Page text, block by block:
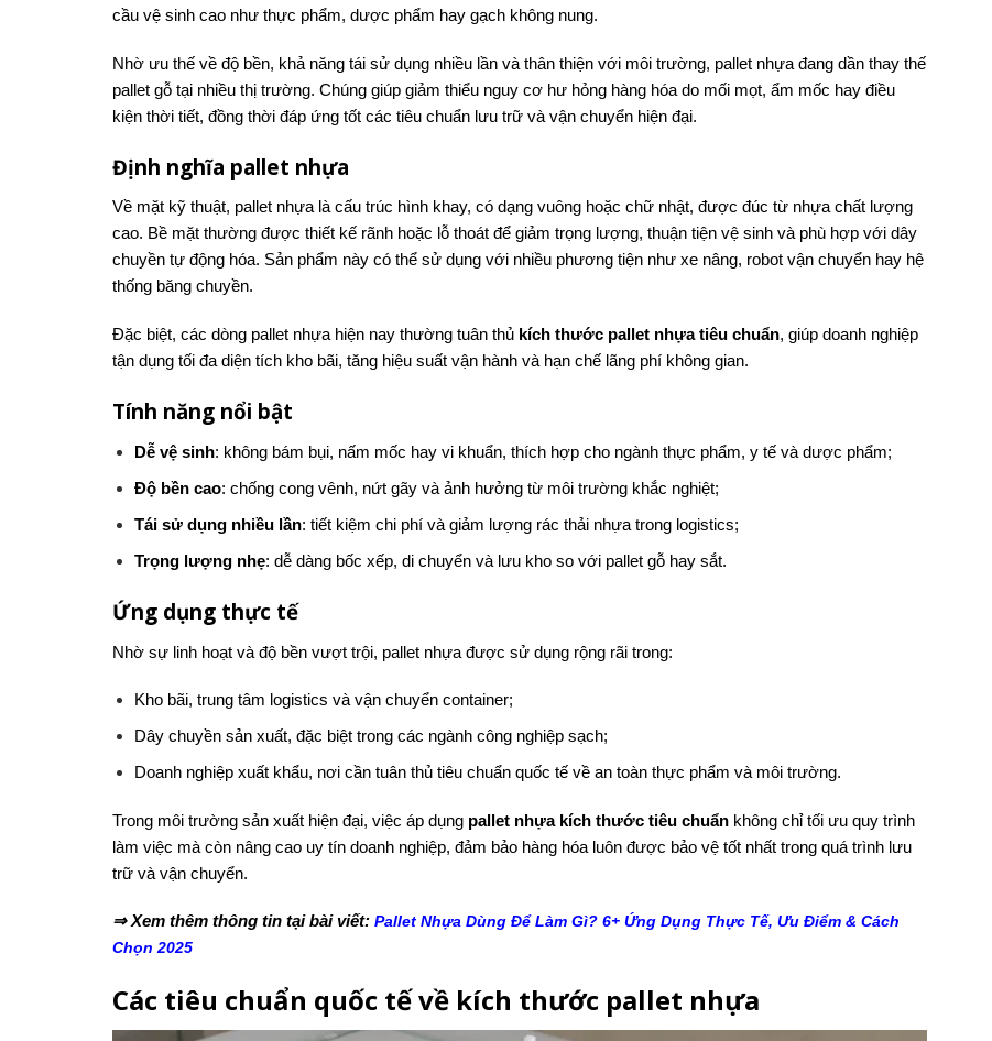
cầu vệ sinh cao như thực phẩm, dược phẩm hay gạch không nung.
Nhờ ưu thế về độ bền, khả năng tái sử dụng nhiều lần và thân thiện với môi trường, pallet nhựa đang dần thay thế
pallet gỗ tại nhiều thị trường. Chúng giúp giảm thiểu nguy cơ hư hỏng hàng hóa do mối mọt, ẩm mốc hay điều
kiện thời tiết, đồng thời đáp ứng tốt các tiêu chuẩn lưu trữ và vận chuyển hiện đại.
Định nghĩa pallet nhựa
Về mặt kỹ thuật, pallet nhựa là cấu trúc hình khay, có dạng vuông hoặc chữ nhật, được đúc từ nhựa chất lượng
cao. Bề mặt thường được thiết kế rãnh hoặc lỗ thoát để giảm trọng lượng, thuận tiện vệ sinh và phù hợp với dây
chuyền tự động hóa. Sản phẩm này có thể sử dụng với nhiều phương tiện như xe nâng, robot vận chuyển hay hệ
thống băng chuyền.
Đặc biệt, các dòng pallet nhựa hiện nay thường tuân thủ kích thước pallet nhựa tiêu chuẩn, giúp doanh nghiệp
tận dụng tối đa diện tích kho bãi, tăng hiệu suất vận hành và hạn chế lãng phí không gian.
Tính năng nổi bật
Dễ vệ sinh: không bám bụi, nấm mốc hay vi khuẩn, thích hợp cho ngành thực phẩm, y tế và dược phẩm;
Độ bền cao: chống cong vênh, nứt gãy và ảnh hưởng từ môi trường khắc nghiệt;
Tái sử dụng nhiều lần: tiết kiệm chi phí và giảm lượng rác thải nhựa trong logistics;
Trọng lượng nhẹ: dễ dàng bốc xếp, di chuyển và lưu kho so với pallet gỗ hay sắt.
Ứng dụng thực tế
Nhờ sự linh hoạt và độ bền vượt trội, pallet nhựa được sử dụng rộng rãi trong:
Kho bãi, trung tâm logistics và vận chuyển container;
Dây chuyền sản xuất, đặc biệt trong các ngành công nghiệp sạch;
Doanh nghiệp xuất khẩu, nơi cần tuân thủ tiêu chuẩn quốc tế về an toàn thực phẩm và môi trường.
Trong môi trường sản xuất hiện đại, việc áp dụng pallet nhựa kích thước tiêu chuẩn không chỉ tối ưu quy trình
làm việc mà còn nâng cao uy tín doanh nghiệp, đảm bảo hàng hóa luôn được bảo vệ tốt nhất trong quá trình lưu
trữ và vận chuyển.
⇒ Xem thêm thông tin tại bài viết: Pallet Nhựa Dùng Để Làm Gì? 6+ Ứng Dụng Thực Tế, Ưu Điểm & Cách
Chọn 2025
Các tiêu chuẩn quốc tế về kích thước pallet nhựa